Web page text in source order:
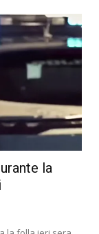
la